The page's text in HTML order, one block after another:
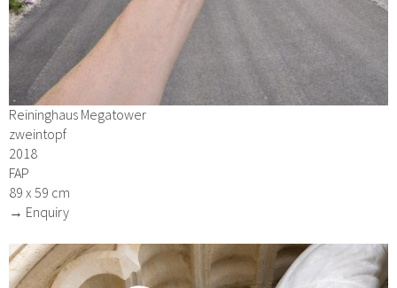
Reininghaus Megatower
zweintopf
2018
FAP
89 x 59 cm
→ Enquiry